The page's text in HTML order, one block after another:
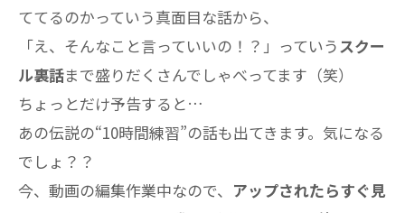
ててるのかっていう真面目な話から、
「え、そんなこと言っていいの！？」っていうスクー
ル裏話まで盛りだくさんでしゃべってます（笑）
ちょっとだけ予告すると…
あの伝説の“10時間練習”の話も出てきます。気になる
でしょ？？
今、動画の編集作業中なので、 アップされたらすぐ見